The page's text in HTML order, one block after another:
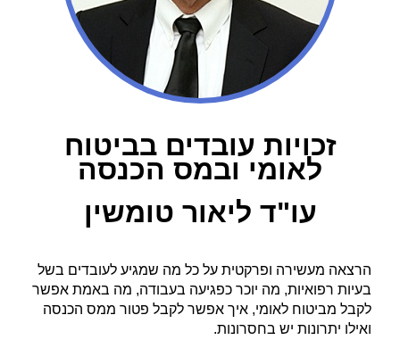
זכויות עובדים בביטוח
לאומי ובמס הכנסה
עו"ד ליאור טומשין
הרצאה מעשירה ופרקטית על כל מה שמגיע לעובדים בשל
בעיות רפואיות, מה יוכר כפגיעה בעבודה, מה באמת אפשר
לקבל מביטוח לאומי, איך אפשר לקבל פטור ממס הכנסה
ואילו יתרונות יש בחסרונות.